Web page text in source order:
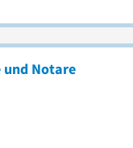
und Notare